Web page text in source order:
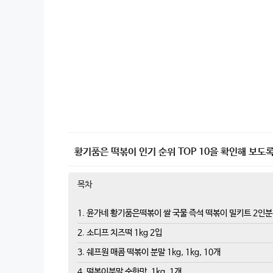
황기품은 떡볶이 인기 순위 TOP 10을 확인해 보도
목차
1. 윤가네 황기품은떡볶이 쌀 국물 즉석 떡볶이 밀키트 2인분
2. 소디프 치즈떡 1kg 2입
3. 쉐프원 매콤 떡볶이 분말 1kg, 1kg, 10개